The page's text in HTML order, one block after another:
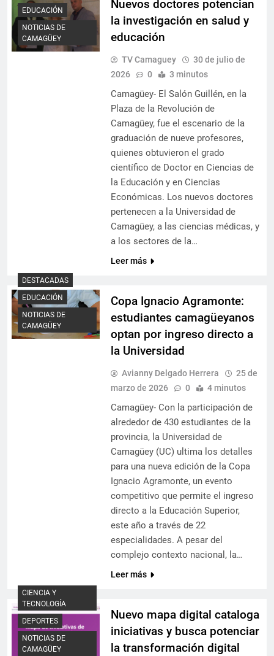
EDUCACIÓN
NOTICIAS DE
CAMAGÜEY
Nuevos doctores potencian
la investigación en salud y
educación
TV Camaguey
30 de julio de
2026
0 3 minutos
Camagüey- El Salón Guillén, en la
Plaza de la Revolución de
Camagüey, fue el escenario de la
graduación de nueve profesores,
quienes obtuvieron el grado
científico de Doctor en Ciencias de
la Educación y en Ciencias
Económicas. Los nuevos doctores
pertenecen a la Universidad de
Camagüey, a las ciencias médicas, y
a los sectores de la…
Leer más
DESTACADAS
EDUCACIÓN
NOTICIAS DE
CAMAGÜEY
Copa Ignacio Agramonte:
estudiantes camagüeyanos
optan por ingreso directo a
la Universidad
Avianny Delgado Herrera
25 de
marzo de 2026
0 4 minutos
Camagüey- Con la participación de
alrededor de 430 estudiantes de la
provincia, la Universidad de
Camagüey (UC) ultima los detalles
para una nueva edición de la Copa
Ignacio Agramonte, un evento
competitivo que permite el ingreso
directo a la Educación Superior,
este año a través de 22
especialidades. A pesar del
complejo contexto nacional, la…
Leer más
CIENCIA Y
TECNOLOGÍA
DEPORTES
NOTICIAS DE
CAMAGÜEY
Nuevo mapa digital cataloga
iniciativas y busca potenciar
la transformación digital